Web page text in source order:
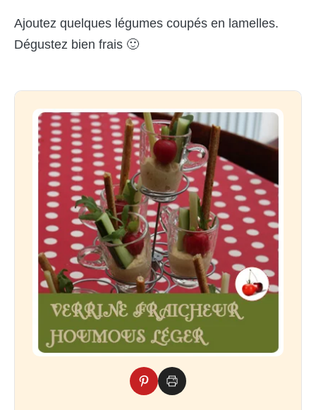
Ajoutez quelques légumes coupés en lamelles.
Dégustez bien frais 🙂